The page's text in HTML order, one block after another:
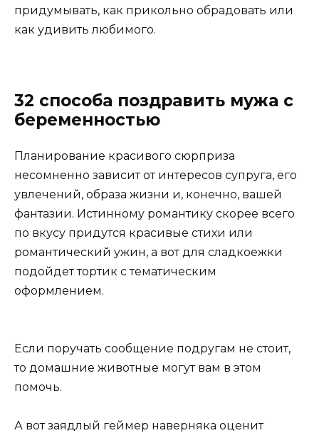
придумывать, как прикольно обрадовать или
как удивить любимого.
32 способа поздравить мужа с
беременностью
Планирование красивого сюрприза
несомненно зависит от интересов супруга, его
увлечений, образа жизни и, конечно, вашей
фантазии. Истинному романтику скорее всего
по вкусу придутся красивые стихи или
романтический ужин, а вот для сладкоежки
подойдет тортик с тематическим
оформлением.
Если поручать сообщение подругам не стоит,
то домашние животные могут вам в этом
помочь.
А вот заядлый геймер наверняка оценит